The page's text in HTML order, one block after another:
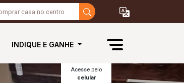
INDIQUE E GANHE
Acesse pelo
celular